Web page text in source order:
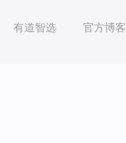
有道智选 官方博客